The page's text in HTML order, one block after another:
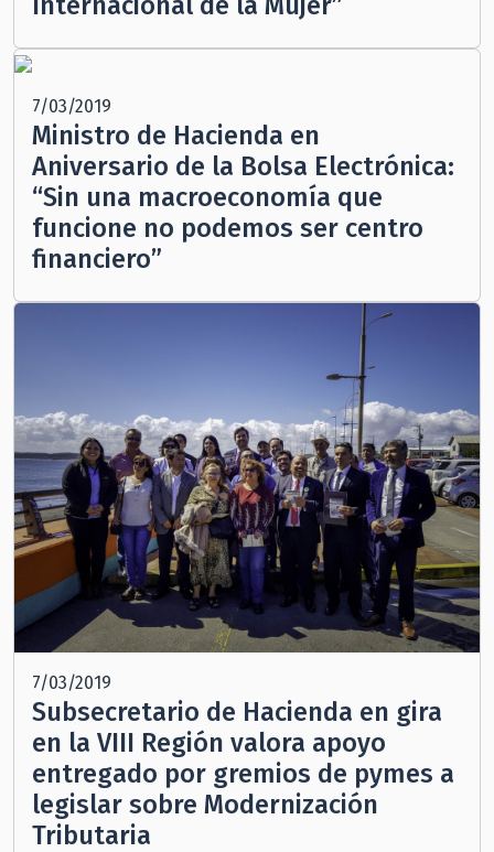
7/03/2019
Ministro de Hacienda en
Aniversario de la Bolsa Electrónica:
“Sin una macroeconomía que
funcione no podemos ser centro
financiero”
7/03/2019
Subsecretario de Hacienda en gira
en la VIII Región valora apoyo
entregado por gremios de pymes a
legislar sobre Modernización
Tributaria